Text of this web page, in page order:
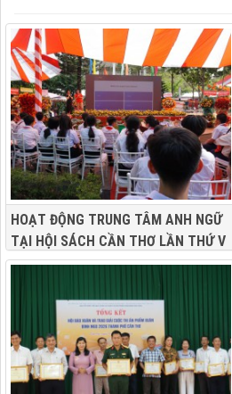
HOẠT ĐỘNG TRUNG TÂM ANH NGỮ
TẠI HỘI SÁCH CẦN THƠ LẦN THỨ V
NĂM 2026